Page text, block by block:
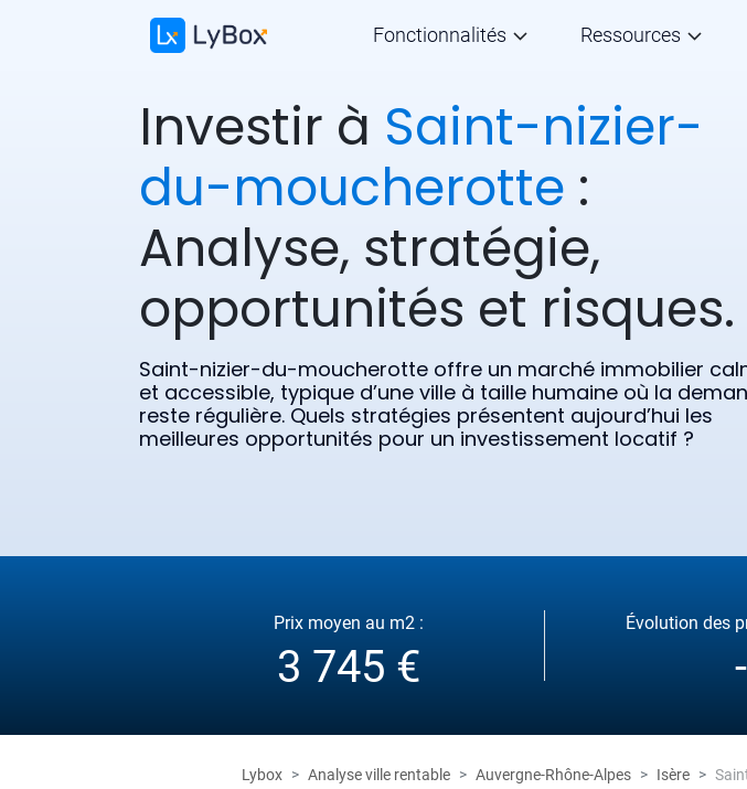
Fonctionnalités Ressources
Investir à Saint-nizier-
du-moucherotte :
Analyse, stratégie,
opportunités et risques.
Saint-nizier-du-moucherotte offre un marché immobilier
et accessible, typique d’une ville à taille humaine où la
reste régulière. Quels stratégies présentent aujourd’hui les
meilleures opportunités pour un investissement locatif ?
Prix moyen au m2 :
3 745 €
Évolution des
-
Lybox Analyse ville rentable Auvergne-Rhône-Alpes Isère